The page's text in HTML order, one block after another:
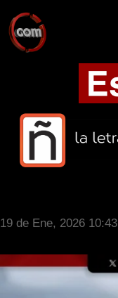
19 de Ene, 2026 10:43